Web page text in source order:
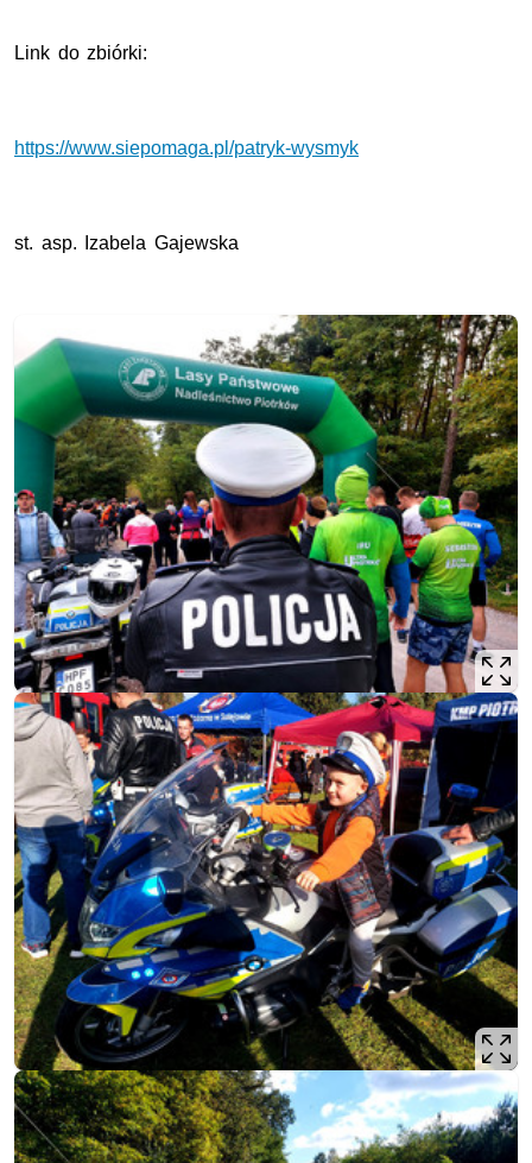
Link do zbiórki:
https://www.siepomaga.pl/patryk-wysmyk
st. asp. Izabela Gajewska